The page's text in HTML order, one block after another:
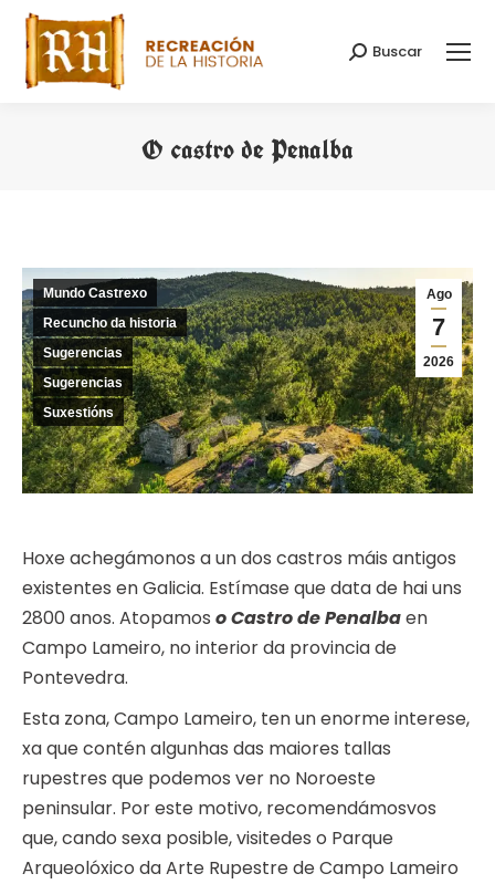
Search:
Buscar
O castro de Penalba
Ago
7
2026
Mundo Castrexo
Recuncho da historia
Sugerencias
Sugerencias
Suxestións
Hoxe achegámonos a un dos castros máis antigos
existentes en Galicia. Estímase que data de hai uns
2800 anos. Atopamos o Castro de Penalbaen
Campo Lameiro, no interior da provincia de
Pontevedra.
Esta zona, Campo Lameiro, ten un enorme interese,
xa que contén algunhas das maiores tallas
rupestres que podemos ver no Noroeste
peninsular. Por este motivo, recomendámosvos
que, cando sexa posible, visitedes o Parque
Arqueolóxico da Arte Rupestre de Campo Lameiro